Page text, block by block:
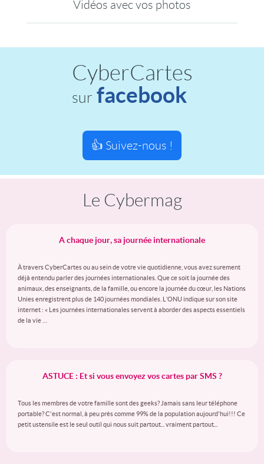
Vidéos avec vos photos
CyberCartes
sur facebook
👍 Suivez-nous !
Le Cybermag
A chaque jour, sa journée internationale
À travers CyberCartes ou au sein de votre vie quotidienne, vous avez surement
déjà entendu parler des journées internationales. Que ce soit la journée des
animaux, des enseignants, de la famille, ou encore la journée du cœur, les Nations
Unies enregistrent plus de 140 journées mondiales. L’ONU indique sur son site
internet : « Les journées internationales servent à aborder des aspects essentiels
de la vie …
ASTUCE : Et si vous envoyez vos cartes par SMS ?
Tous les membres de votre famille sont des geeks? Jamais sans leur téléphone
portable? C'est normal, à peu près comme 99% de la population aujourd'hui!!! Ce
petit ustensile est le seul outil qui nous suit partout... vraiment partout...